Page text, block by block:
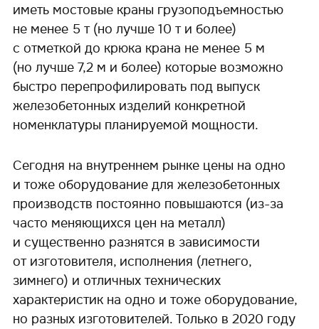
иметь мостовые краны грузоподъемностью
не менее 5 т (но лучше 10 т и более)
с отметкой до крюка крана не менее 5 м
(но лучше 7,2 м и более) которые возможно
быстро перепрофилировать под выпуск
железобетонных изделий конкретной
номенклатуры планируемой мощности.
Сегодня на внутреннем рынке цены на одно
и тоже оборудование для железобетонных
производств постоянно повышаются (из-за
часто меняющихся цен на металл)
и существенно разнятся в зависимости
от изготовителя, исполнения (летнего,
зимнего) и отличных технических
характеристик на одно и тоже оборудование,
но разных изготовителей. Только в 2020 году